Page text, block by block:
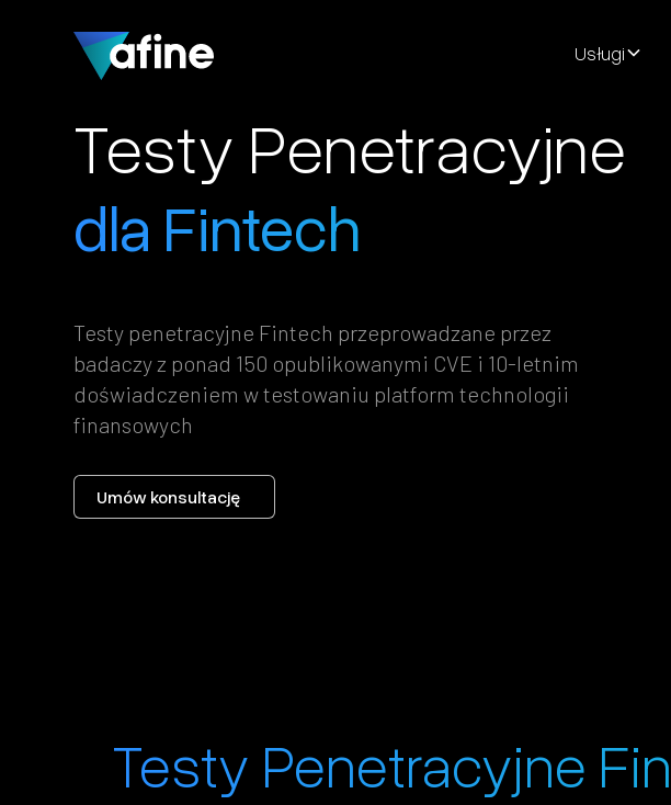
Usługi
Testy Penetracyjne
dla Fintech
Testy penetracyjne Fintech przeprowadzane przez
badaczy z ponad 150 opublikowanymi CVE i 10-letnim
doświadczeniem w testowaniu platform technologii
finansowych
Umów konsultację
Testy Penetracyjne